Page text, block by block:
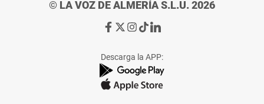
© LA VOZ DE ALMERÍA S.L.U. 2026
Ir
de
La
Voz
Ir
de
La
Voz
Ir
de
La
Voz
Ir
de
La
Voz
Ir
de
La
Voz
Descarga la APP: